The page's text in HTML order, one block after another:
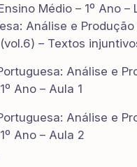
Médio – 1º Ano –
Análise e
– Textos
Análise e
Ano – Aula 1
Análise e
Ano – Aula 2